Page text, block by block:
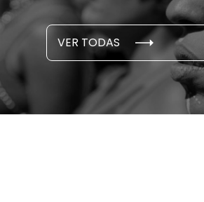
VER TODAS
E PESQUISAS
novembro, 2021